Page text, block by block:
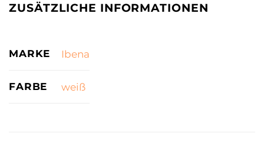
ZUSÄTZLICHE INFORMATIONEN
MARKE Ibena
FARBE weiß